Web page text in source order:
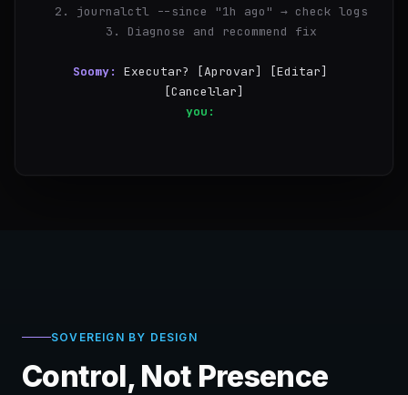
  2. journalctl --since "1h ago" → check logs
  3. Diagnose and recommend fix
Soomy:
Executar? [Aprovar] [Editar]
[Cancel·lar]
you: Aprovar
SOVEREIGN BY DESIGN
Control, Not Presence